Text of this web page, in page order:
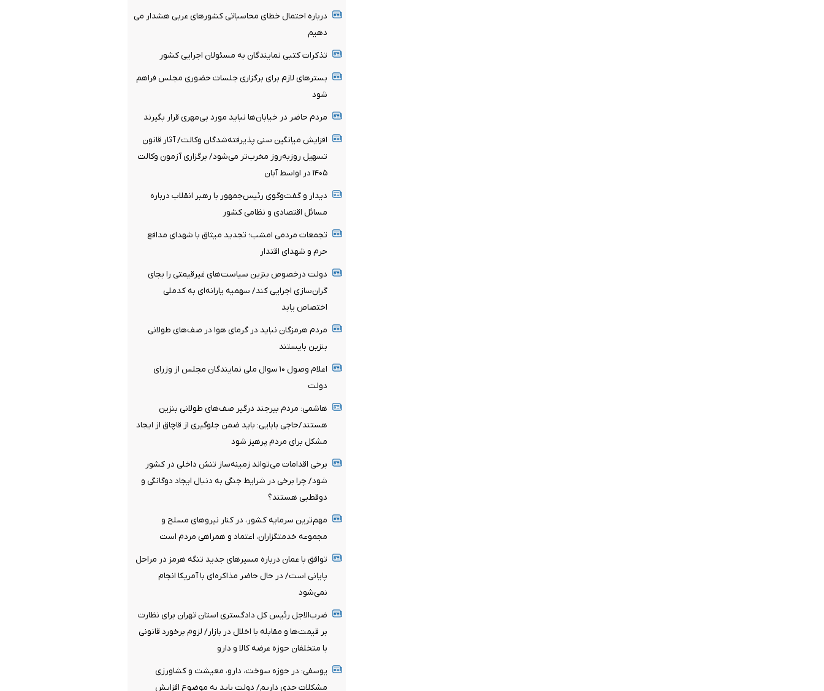
درباره احتمال خطای محاسباتی کشورهای عربی هشدار می
دهیم
تذکرات کتبی نمایندگان به مسئولان اجرایی کشور
بسترهای لازم برای برگزاری جلسات حضوری مجلس فراهم
شود
مردم حاضر در خیابان‌ها نباید مورد بی‌مهری قرار بگیرند
افزایش میانگین سنی پذیرفته‌شدگان وکالت/ آثار قانون
تسهیل روزبه‌روز مخرب‌تر می‌شود/ برگزاری آزمون وکالت
۱۴۰۵ در اواسط آبان
دیدار و گفت‌وگوی رئیس‌جمهور با رهبر انقلاب درباره
مسائل اقتصادی و نظامی کشور
تجمعات مردمی امشب؛ تجدید میثاق با شهدای مدافع
حرم و شهدای اقتدار
دولت درخصوص بنزین سیاست‌های غیرقیمتی را بجای
گران‌سازی اجرایی کند/ سهمیه یارانه‌ای به کدملی
اختصاص یابد
مردم هرمزگان نباید در گرمای هوا در صف‌های طولانی
بنزین بایستند
اعلام وصول ۱۰ سوال ملی نمایندگان مجلس از وزرای
دولت
هاشمی: مردم بیرجند درگیر صف‌های طولانی بنزین
هستند/حاجی بابایی: باید ضمن جلوگیری از قاچاق از ایجاد
مشکل برای مردم پرهیز شود
برخی اقدامات می‌تواند زمینه‌ساز تنش داخلی در کشور
شود/ چرا برخی در شرایط جنگی به دنبال ایجاد دوگانگی و
دوقطبی هستند؟
مهم‌ترین سرمایه کشور، در کنار نیروهای مسلح و
مجموعه خدمتگزاران، اعتماد و همراهی مردم است
توافق با عمان درباره مسیرهای جدید تنگه هرمز در مراحل
پایانی است/ در حال حاضر مذاکره‌ای با آمریکا انجام
نمی‌شود
ضرب‌الاجل رئیس کل دادگستری استان تهران برای نظارت
بر قیمت‌ها و مقابله با اخلال در بازار/ لزوم برخورد قانونی
با متخلفان حوزه عرضه کالا و دارو
یوسفی: در حوزه سوخت، دارو، معیشت و کشاورزی
مشکلات جدی داریم/ دولت باید به موضوع افزایش